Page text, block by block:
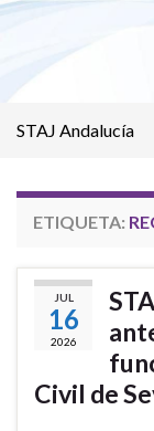
STAJ Andalucía
ETIQUETA:
JUL
16
2026
Civil de